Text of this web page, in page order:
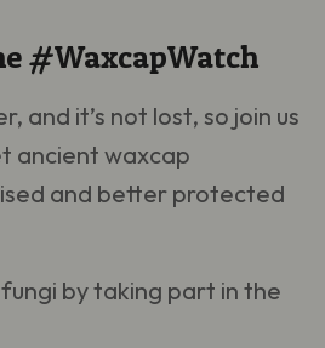
#WaxcapWatch
and it’s not lost, so join us
ancient waxcap
and better protected
by taking part in the